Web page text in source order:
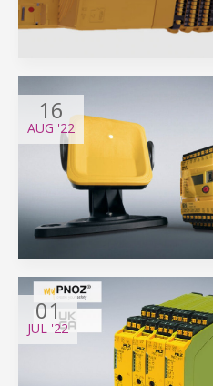
16
AUG '22
01
JUL '22